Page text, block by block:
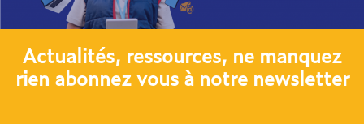
Actualités, ressources, ne manquez
rien abonnez vous à notre newsletter​